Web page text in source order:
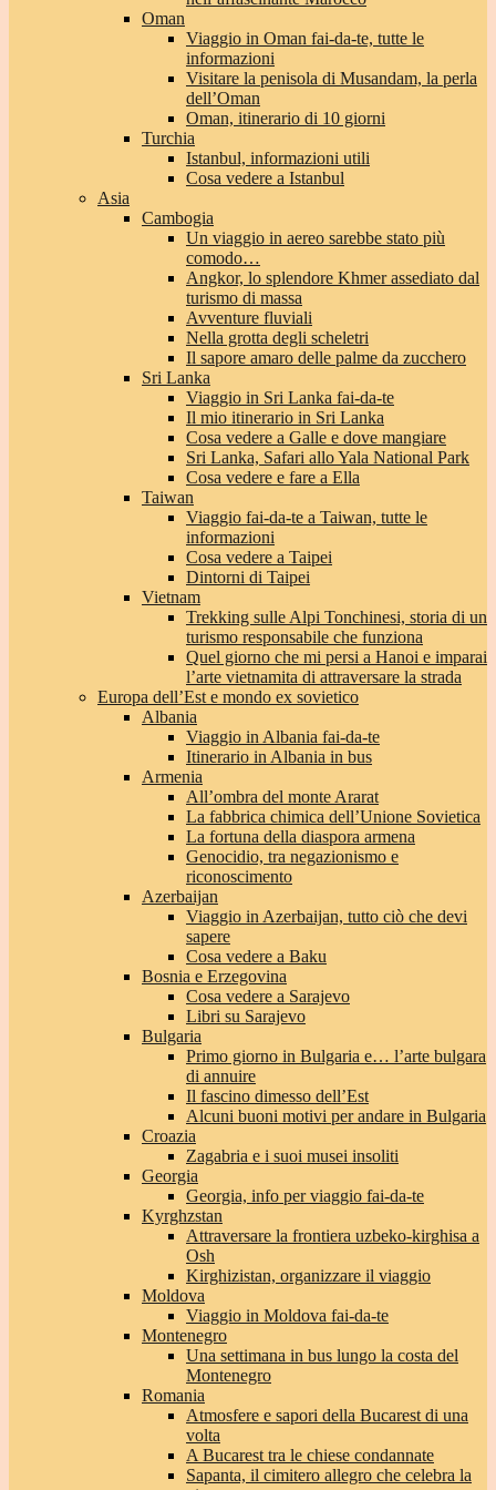
Oman
Viaggio in Oman fai-da-te, tutte le
informazioni
Visitare la penisola di Musandam, la perla
dell’Oman
Oman, itinerario di 10 giorni
Turchia
Istanbul, informazioni utili
Cosa vedere a Istanbul
Asia
Cambogia
Un viaggio in aereo sarebbe stato più
comodo…
Angkor, lo splendore Khmer assediato dal
turismo di massa
Avventure fluviali
Nella grotta degli scheletri
Il sapore amaro delle palme da zucchero
Sri Lanka
Viaggio in Sri Lanka fai-da-te
Il mio itinerario in Sri Lanka
Cosa vedere a Galle e dove mangiare
Sri Lanka, Safari allo Yala National Park
Cosa vedere e fare a Ella
Taiwan
Viaggio fai-da-te a Taiwan, tutte le
informazioni
Cosa vedere a Taipei
Dintorni di Taipei
Vietnam
Trekking sulle Alpi Tonchinesi, storia di un
turismo responsabile che funziona
Quel giorno che mi persi a Hanoi e imparai
l’arte vietnamita di attraversare la strada
Europa dell’Est e mondo ex sovietico
Albania
Viaggio in Albania fai-da-te
Itinerario in Albania in bus
Armenia
All’ombra del monte Ararat
La fabbrica chimica dell’Unione Sovietica
La fortuna della diaspora armena
Genocidio, tra negazionismo e
riconoscimento
Azerbaijan
Viaggio in Azerbaijan, tutto ciò che devi
sapere
Cosa vedere a Baku
Bosnia e Erzegovina
Cosa vedere a Sarajevo
Libri su Sarajevo
Bulgaria
Primo giorno in Bulgaria e… l’arte bulgara
di annuire
Il fascino dimesso dell’Est
Alcuni buoni motivi per andare in Bulgaria
Croazia
Zagabria e i suoi musei insoliti
Georgia
Georgia, info per viaggio fai-da-te
Kyrghzstan
Attraversare la frontiera uzbeko-kirghisa a
Osh
Kirghizistan, organizzare il viaggio
Moldova
Viaggio in Moldova fai-da-te
Montenegro
Una settimana in bus lungo la costa del
Montenegro
Romania
Atmosfere e sapori della Bucarest di una
volta
A Bucarest tra le chiese condannate
Sapanta, il cimitero allegro che celebra la